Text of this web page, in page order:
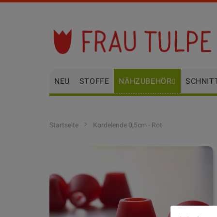
Inhalt
springen
NEU STOFFE NÄHZUBEHÖR
Startseite Kordelende 0,5cm - Rot
der
Bildgalerie
springen